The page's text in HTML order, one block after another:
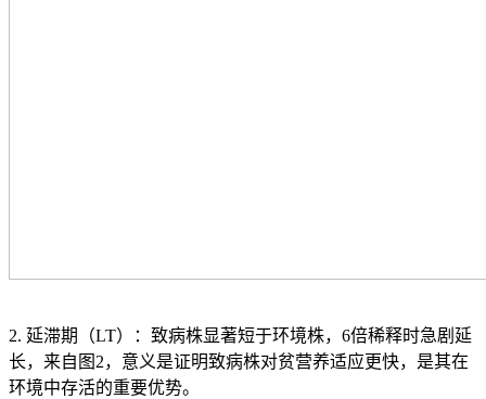
2. 延滞期（LT）：致病株显著短于环境株，6倍稀释时急剧延
长，来自图2，意义是证明致病株对贫营养适应更快，是其在
环境中存活的重要优势。